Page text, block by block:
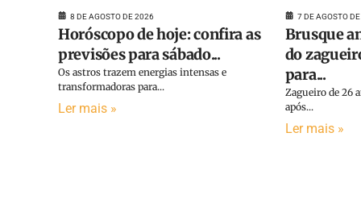
8 DE AGOSTO DE 2026
Horóscopo de hoje: confira as
previsões para sábado...
Os astros trazem energias intensas e
transformadoras para...
Ler mais »
7 DE AGOSTO
Brusque
do
para...
Zagueiro de 26
após...
Ler mais »